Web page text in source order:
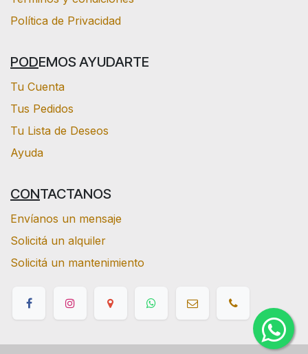
Política de Privacidad
PODEMOS AYUDARTE
Tu Cuenta
Tus Pedidos
Tu Lista de Deseos
Ayuda
CONTACTANOS
Envíanos un mensaje
Solicitá un alquiler
Solicitá un mantenimiento